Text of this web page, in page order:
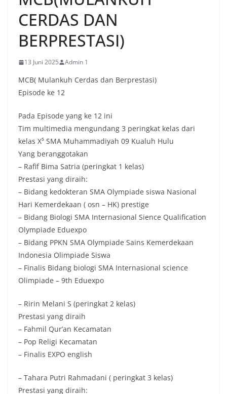
CERDAS DAN
BERPRESTASI)
13 Juni 2025 Admin 1
MCB( Mulankuh Cerdas dan Berprestasi)
Episode ke 12
Pada Episode yang ke 12 ini
Tim multimedia mengundang 3 peringkat kelas dari
kelas X⁵ SMA Muhammadiyah 09 Kualuh Hulu
Yang beranggotakan
– Rafif Bima Satria (peringkat 1 kelas)
Prestasi yang diraih:
– Bidang kedokteran SMA Olympiade siswa Nasional
Hari Kemerdekaan ( osn – HK) prestige
– Bidang Biologi SMA Internasional Sience Qualification
Olympiade Eduexpo
– Bidang PPKN SMA Olympiade Sains Kemerdekaan
Indonesia Olimpiade Siswa
– Finalis Bidang biologi SMA Internasional science
Olimpiade – 9th Eduexpo
– Ririn Melani S (peringkat 2 kelas)
Prestasi yang diraih
– Fahmil Qur’an Kecamatan
– Pop Religi Kecamatan
– Finalis EXPO english
– Tahara Putri Rahmadani ( peringkat 3 kelas)
Prestasi yang diraih: